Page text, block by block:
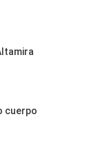
cuerpo